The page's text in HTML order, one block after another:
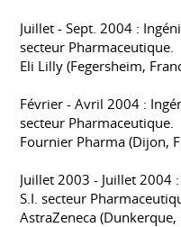
Juillet - Sept. 2004 :
secteur Pharmaceutique.
Eli Lilly (Fegersheim,
Février - Avril 2004 :
secteur Pharmaceutique.
Fournier Pharma (Dijon,
Juillet 2003 - Juillet 2004
S.I. secteur
AstraZeneca (Dunkerque,